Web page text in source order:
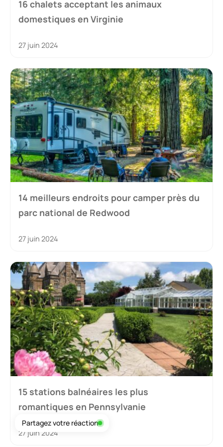
16 chalets acceptant les animaux
domestiques en Virginie
27 juin 2024
14 meilleurs endroits pour camper près du
parc national de Redwood
27 juin 2024
15 stations balnéaires les plus
romantiques en Pennsylvanie
27 juin 2024
Partagez votre réaction